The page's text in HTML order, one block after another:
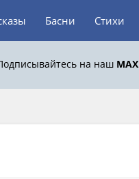
Басни Стихи
на наш MAX